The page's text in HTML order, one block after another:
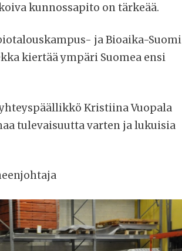
kunnossapito on tärkeää.
ja Bioaika-Suomi
kiertää ympäri Suomea ensi
Kristiina Vuopala
tulevaisuutta varten ja lukuisia